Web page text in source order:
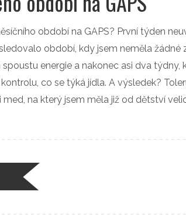
období na GAPS? První týden
období, kdy jsem neměla
energie a nakonec asi dva
co se týká jídla. A výsledek?
na který jsem měla již od dětství